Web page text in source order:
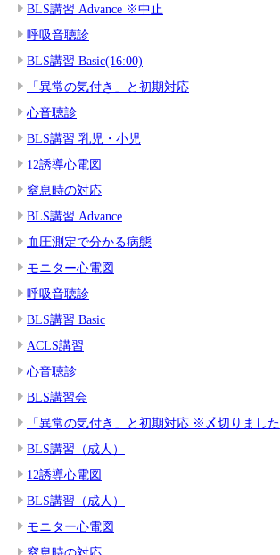
BLS講習 Advance ※中止
呼吸音聴診
BLS講習 Basic(16:00)
「異常の気付き」と初期対応
心音聴診
BLS講習 乳児・小児
12誘導心電図
窒息時の対応
BLS講習 Advance
血圧測定で分かる病態
モニター心電図
呼吸音聴診
BLS講習 Basic
ACLS講習
心音聴診
BLS講習会
「異常の気付き」と初期対応 ※〆切りました
BLS講習（成人）
12誘導心電図
BLS講習（成人）
モニター心電図